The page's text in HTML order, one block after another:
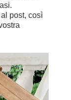
post, così